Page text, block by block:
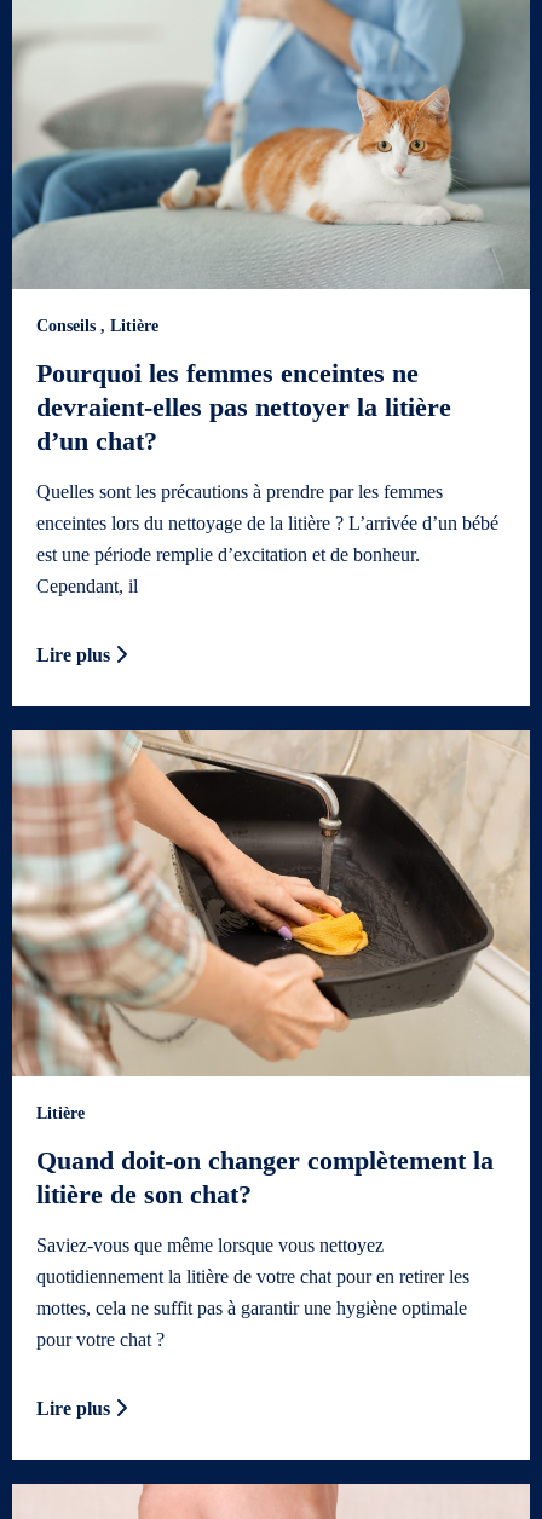
Conseils , Litière
Pourquoi les femmes enceintes ne
devraient-elles pas nettoyer la litière
d’un chat?
Quelles sont les précautions à prendre par les femmes
enceintes lors du nettoyage de la litière ? L’arrivée d’un bébé
est une période remplie d’excitation et de bonheur.
Cependant, il
Lire plus
Litière
Quand doit-on changer complètement la
litière de son chat?
Saviez-vous que même lorsque vous nettoyez
quotidiennement la litière de votre chat pour en retirer les
mottes, cela ne suffit pas à garantir une hygiène optimale
pour votre chat ?
Lire plus